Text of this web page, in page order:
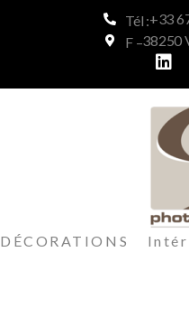
Tél :+33
F –38250
DÉCORATIONS